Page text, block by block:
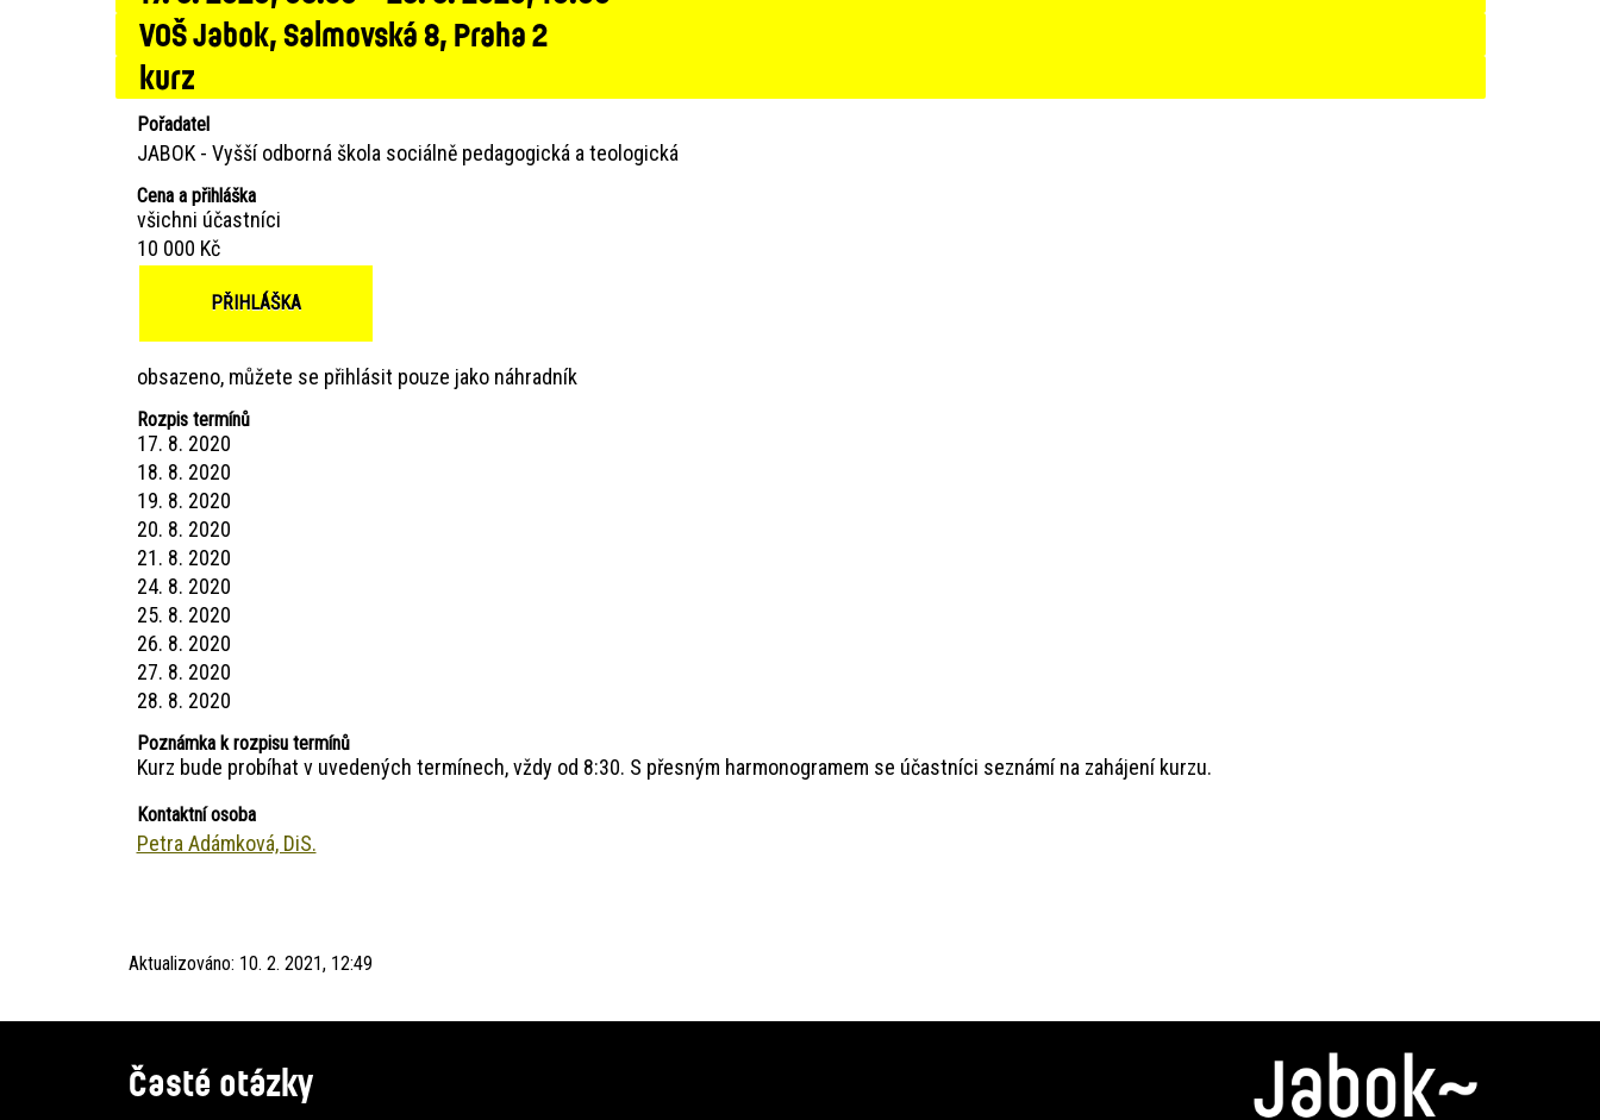
VOŠ Jabok, Salmovská 8, Praha 2
kurz
Pořadatel
JABOK - Vyšší odborná škola sociálně pedagogická a teologická
Cena a přihláška
všichni účastníci
10 000 Kč
PŘIHLÁŠKA
obsazeno, můžete se přihlásit pouze jako náhradník
Rozpis termínů
17. 8. 2020
18. 8. 2020
19. 8. 2020
20. 8. 2020
21. 8. 2020
24. 8. 2020
25. 8. 2020
26. 8. 2020
27. 8. 2020
28. 8. 2020
Poznámka k rozpisu termínů
Kurz bude probíhat v uvedených termínech, vždy od 8:30. S přesným harmonogramem se účastníci seznámí na zahájení kurzu.
Kontaktní osoba
Petra Adámková, DiS.
Aktualizováno: 10. 2. 2021, 12:49
Časté otázky